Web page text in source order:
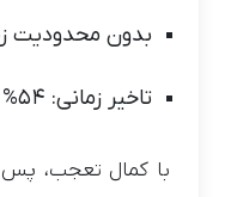
بدون محدودیت
تاخیر زمانی: 54%
با کمال تعجب، پس